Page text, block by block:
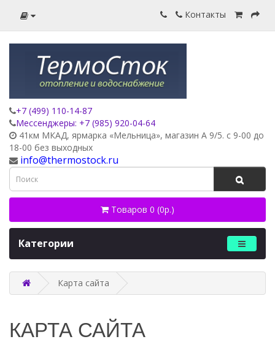
Контакты
+7 (499) 110-14-87
Мессенджеры: +7 (985) 920-04-64
41км МКАД, ярмарка «Мельница», магазин А 9/5. с 9-00 до
18-00 без выходных
info@thermostock.ru
Товаров 0 (0р.)
Категории
Карта сайта
КАРТА САЙТА